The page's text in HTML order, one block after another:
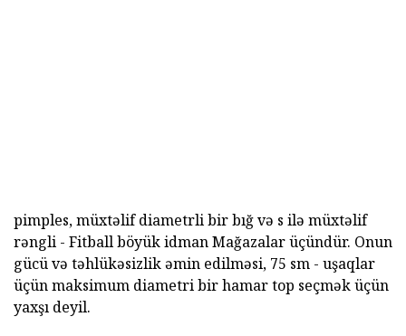
pimples, müxtəlif diametrli bir bığ və s ilə müxtəlif
rəngli - Fitball böyük idman Mağazalar üçündür. Onun
gücü və təhlükəsizlik əmin edilməsi, 75 sm - uşaqlar
üçün maksimum diametri bir hamar top seçmək üçün
yaxşı deyil.